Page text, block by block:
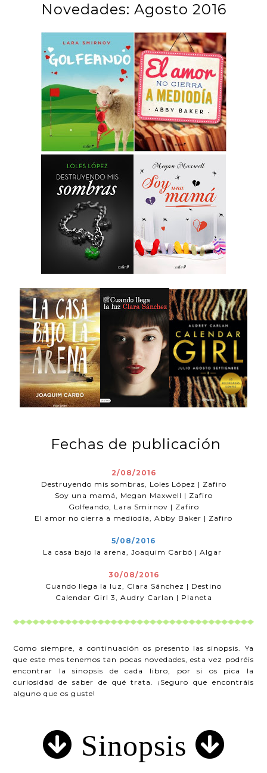
Novedades: Agosto 2016
Fechas de publicación
2/08/2016
Destruyendo mis sombras, Loles López | Zafiro
Soy una mamá, Megan Maxwell | Zafiro
Golfeando, Lara Smirnov | Zafiro
El amor no cierra a mediodía, Abby Baker | Zafiro
5/08/2016
La casa bajo la arena, Joaquim Carbó | Algar
30/08/2016
Cuando llega la luz, Clara Sánchez | Destino
Calendar Girl 3, Audry Carlan | Planeta
Como siempre, a continuación os presento las sinopsis. Ya
que este mes tenemos tan pocas novedades, esta vez podréis
encontrar la sinopsis de cada libro, por si os pica la
curiosidad de saber de qué trata. ¡Seguro que encontráis
alguno que os guste!
Sinopsis